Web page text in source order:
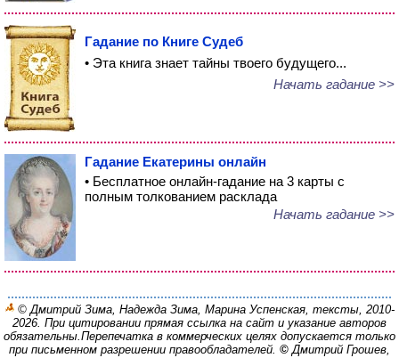
Гадание по Книге Судеб
• Эта книга знает тайны твоего будущего...
Начать гадание >>
Гадание Екатерины онлайн
• Бесплатное онлайн-гадание на 3 карты с
полным толкованием расклада
Начать гадание >>
© Дмитрий Зима, Надежда Зима, Марина Успенская, тексты, 2010-
2026. При цитировании прямая ссылка на сайт и указание авторов
обязательны.Перепечатка в коммерческих целях допускается только
при письменном разрешении правообладателей. © Дмитрий Грошев,